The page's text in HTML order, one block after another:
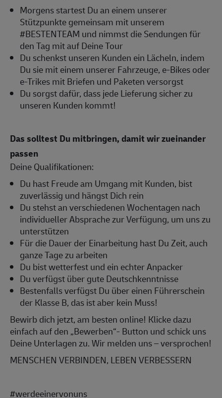
Morgens startest Du an einem unserer
Stützpunkte gemeinsam mit unserem
#BESTENTEAM und nimmst die Sendungen für
den Tag mit auf Deine Tour
Du schenkst unseren Kunden ein Lächeln, indem
Du sie mit einem unserer Fahrzeuge, e-Bikes oder
e-Trikes mit Briefen und Paketen versorgst
Du sorgst dafür, dass jede Lieferung sicher zu
unseren Kunden kommt!
Das solltest Du mitbringen, damit wir zueinander
passen
Deine Qualifikationen:
Du hast Freude am Umgang mit Kunden, bist
zuverlässig und hängst Dich rein
Du stehst an verschiedenen Wochentagen nach
individueller Absprache zur Verfügung, um uns zu
unterstützen
Für die Dauer der Einarbeitung hast Du Zeit, auch
ganze Tage zu arbeiten
Du bist wetterfest und ein echter Anpacker
Du verfügst über gute Deutschkenntnisse
Bestenfalls verfügst Du über einen Führerschein
der Klasse B, das ist aber kein Muss!
Bewirb dich jetzt, am besten online! Klicke dazu
einfach auf den „Bewerben“- Button und schick uns
Deine Unterlagen zu. Wir melden uns – versprochen!
MENSCHEN VERBINDEN, LEBEN VERBESSERN
#werdeeinervonuns